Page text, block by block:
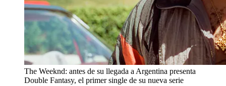
The Weeknd: antes de su llegada a Argentina presenta
Double Fantasy, el primer single de su nueva serie